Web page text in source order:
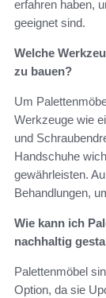
erfahren haben,
geeignet sind.
Welche
zu bauen?
Um
Werkzeuge wie
und
Handschuhe
gewährleisten.
Behandlungen,
Wie kann ich
nachhaltig
Palettenmöbel
Option, da sie